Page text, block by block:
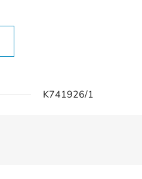
K741926/1